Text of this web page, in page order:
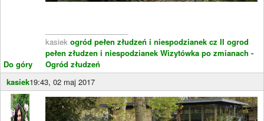
Do góry
kasiek ogród pełen złudzeń i niespodzianek cz II ogrod
pełen złudzen i niespodzianek Wizytówka po zmianach -
Ogród złudzeń
kasiek19:43, 02 maj 2017